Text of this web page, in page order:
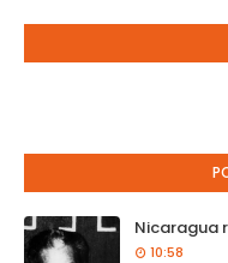
Nicaragua
10:58